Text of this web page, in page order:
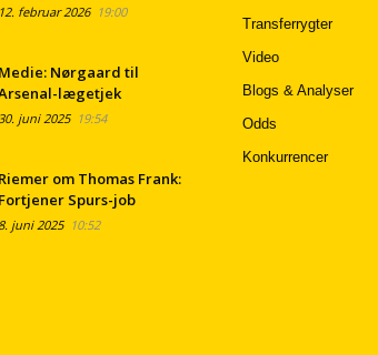
12. februar 202619:00
Medie: Nørgaard til
lægetjek
30. juni 202519:54
Riemer om Thomas Frank:
Fortjener Spurs-job
8. juni 202510:52
Transferrygter
Video
Blogs & Analyser
Odds
Konkurrencer